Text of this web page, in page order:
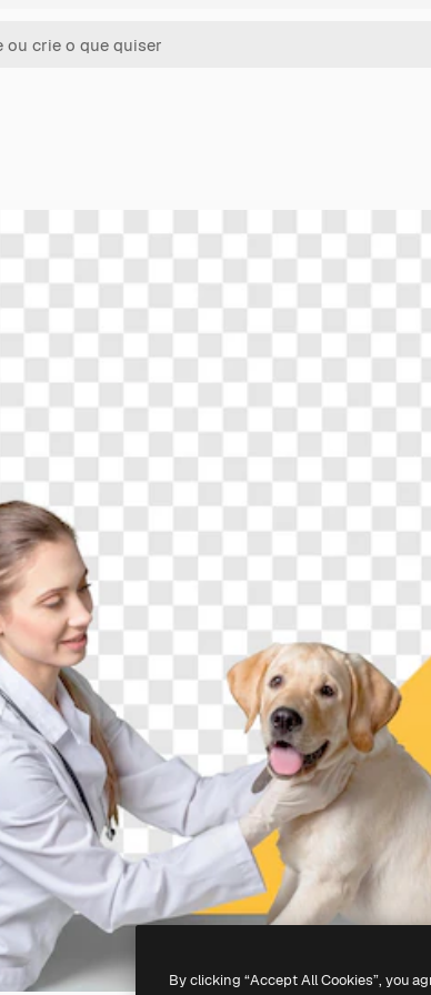
By clicking “Accept All Cookies”, you